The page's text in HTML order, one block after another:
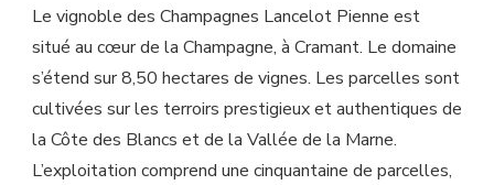
Le vignoble des Champagnes Lancelot Pienne est
situé au cœur de la Champagne, à Cramant. Le domaine
s’étend sur 8,50 hectares de vignes. Les parcelles sont
cultivées sur les terroirs prestigieux et authentiques de
la Côte des Blancs et de la Vallée de la Marne.
L’exploitation comprend une cinquantaine de parcelles,